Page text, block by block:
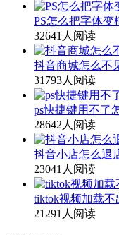
PS怎么把字体变
32641人阅读
抖音商城怎么不
31793人阅读
ps快捷键用不了
28642人阅读
抖音小店怎么退
23041人阅读
tiktok视频加载
21291人阅读